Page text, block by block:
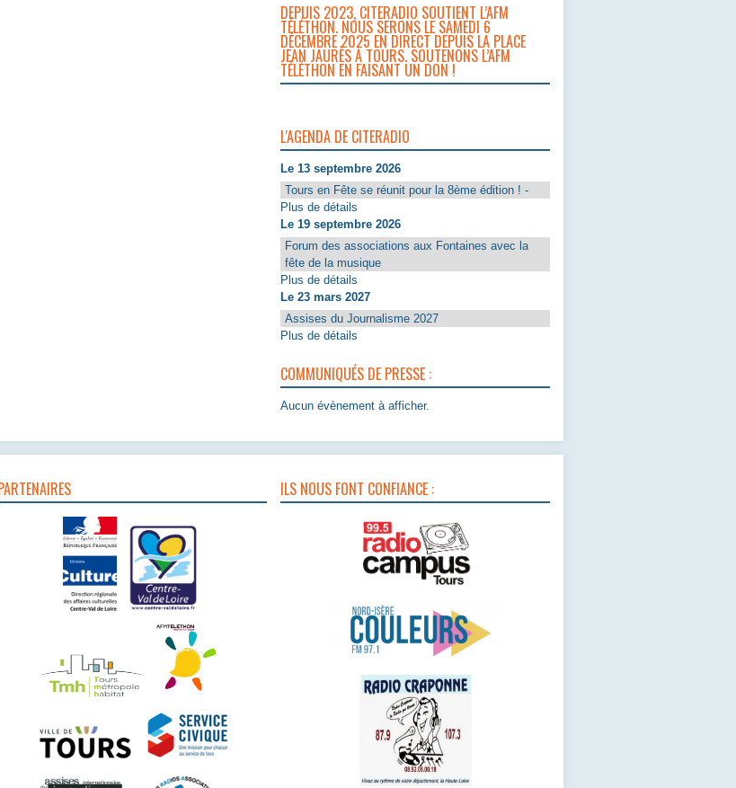
DEPUIS 2023, CITERADIO SOUTIENT L’AFM
TÉLÉTHON. NOUS SERONS LE SAMEDI 6
DÉCEMBRE 2025 EN DIRECT DEPUIS LA PLACE
JEAN JAURÈS À TOURS. SOUTENONS L’AFM
TÉLÉTHON EN FAISANT UN DON !
L'AGENDA DE CITERADIO
Le 13 septembre 2026
Tours en Fête se réunit pour la 8ème édition ! -
Plus de détails
Le 19 septembre 2026
Forum des associations aux Fontaines avec la
fête de la musique
Plus de détails
Le 23 mars 2027
Assises du Journalisme 2027
Plus de détails
COMMUNIQUÉS DE PRESSE :
Aucun évènement à afficher.
ILS NOUS FONT CONFIANCE :